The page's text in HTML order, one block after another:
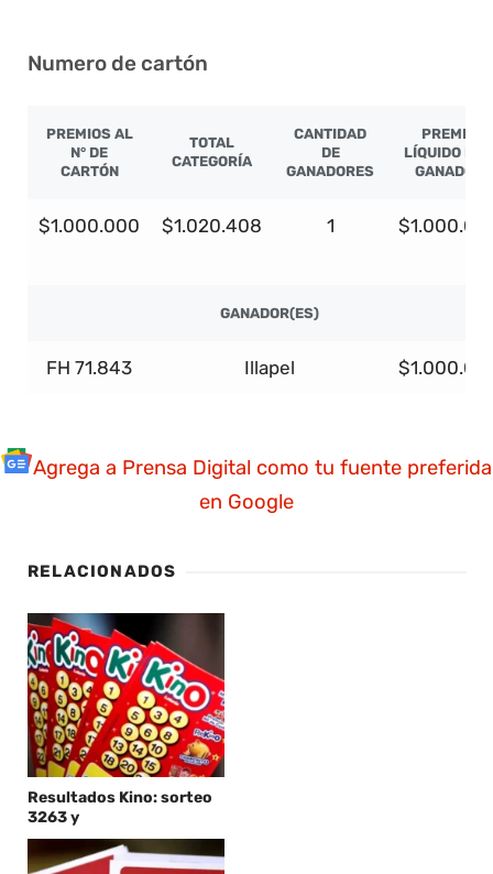
Numero de cartón
PREMIOS AL
N° DE
CARTÓN
TOTAL
CATEGORÍA
CANTIDAD
DE
GANADORES
PREMIO
LÍQUIDO POR
GANADOR
$1.000.000 $1.020.408 1
GANADOR(ES)
FH 71.843 Illapel
Agrega a Prensa Digital como tu fuente preferida
en Google
RELACIONADOS
Resultados Kino: sorteo
3263 y